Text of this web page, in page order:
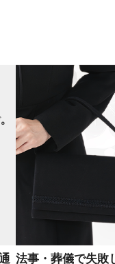
法事・葬儀で失敗